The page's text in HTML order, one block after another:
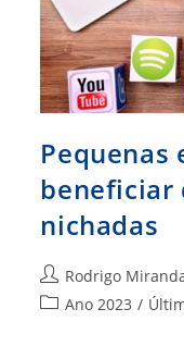
Pequenas
beneficiar
nichadas
Autor
do
Rodrigo
Categoria
Ano 2023 /